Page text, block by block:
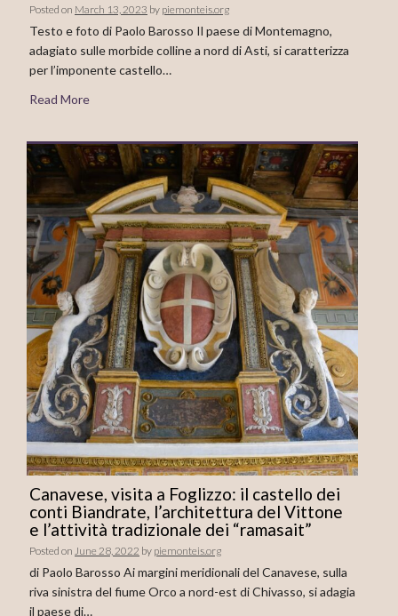
Posted on March 13, 2023 by piemonteis.org
Testo e foto di Paolo Barosso Il paese di Montemagno,
adagiato sulle morbide colline a nord di Asti, si caratterizza
per l’imponente castello…
Read More
Canavese, visita a Foglizzo: il castello dei
conti Biandrate, l’architettura del Vittone
e l’attività tradizionale dei “ramasait”
Posted on June 28, 2022 by piemonteis.org
di Paolo Barosso Ai margini meridionali del Canavese, sulla
riva sinistra del fiume Orco a nord-est di Chivasso, si adagia
il paese di…